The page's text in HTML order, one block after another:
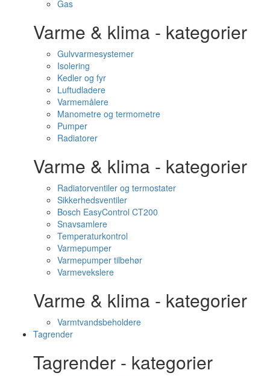
Gas
Varme & klima - kategorier
Gulvvarmesystemer
Isolering
Kedler og fyr
Luftudladere
Varmemålere
Manometre og termometre
Pumper
Radiatorer
Varme & klima - kategorier
Radiatorventiler og termostater
Sikkerhedsventiler
Bosch EasyControl CT200
Snavsamlere
Temperaturkontrol
Varmepumper
Varmepumper tilbehør
Varmevekslere
Varme & klima - kategorier
Varmtvandsbeholdere
Tagrender
Tagrender - kategorier